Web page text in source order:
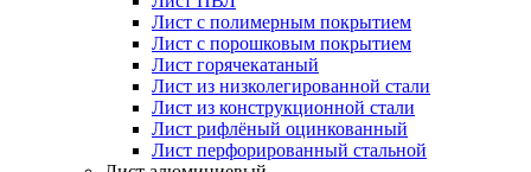
Лист с полимерным покрытием
Лист с порошковым покрытием
Лист горячекатаный
Лист из низколегированной стали
Лист из конструкционной стали
Лист рифлёный оцинкованный
Лист перфорированный стальной